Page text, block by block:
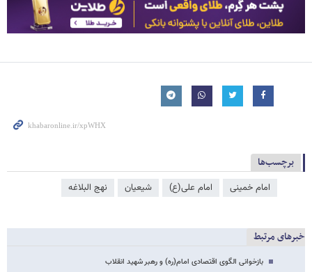
برچسب‌ها
امام خمینی امام علی(ع) شیعیان نهج البلاغه
خبرهای مرتبط
بازخوانی الگوی اقتصادی امام(ره) و رهبر شهید انقلاب